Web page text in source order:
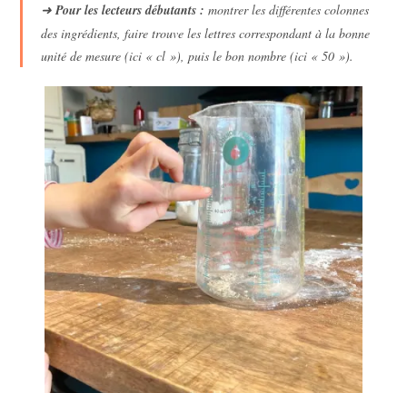
➜Pour les lecteurs débutants :montrer les différentes colonnes
des ingrédients, faire trouve les lettres correspondant à la bonne
unité de mesure (ici « cl »), puis le bon nombre (ici « 50 »).